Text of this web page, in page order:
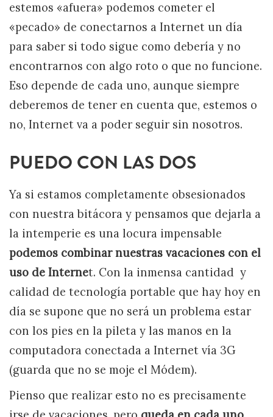
estemos «afuera» podemos cometer el
«pecado» de conectarnos a Internet un día
para saber si todo sigue como debería y no
encontrarnos con algo roto o que no funcione.
Eso depende de cada uno, aunque siempre
deberemos de tener en cuenta que, estemos o
no, Internet va a poder seguir sin nosotros.
PUEDO CON LAS DOS
Ya si estamos completamente obsesionados
con nuestra bitácora y pensamos que dejarla a
la intemperie es una locura impensable
podemos combinar nuestras vacaciones con el
uso de Internet. Con la inmensa cantidad y
calidad de tecnología portable que hay hoy en
día se supone que no será un problema estar
con los pies en la pileta y las manos en la
computadora conectada a Internet vía 3G
(guarda que no se moje el Módem).
Pienso que realizar esto no es precisamente